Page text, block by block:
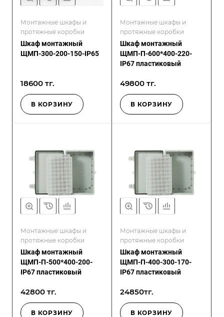
Монтажные шкафы и
протяжные коробки
Шкаф монтажный
ЩМП-300-200-150-IP65
18600 тг.
В КОРЗИНУ
Монтажные шкафы и
протяжные коробки
Шкаф монтажный
ЩМП-П-600*400-220-
IP67 пластиковый
49800 тг.
В КОРЗИНУ
Монтажные шкафы и
протяжные коробки
Шкаф монтажный
ЩМП-П-500*400-200-
IP67 пластиковый
42800 тг.
В КОРЗИНУ
Монтажные шкафы и
протяжные коробки
Шкаф монтажный
ЩМП-П-400-300-170-
IP67 пластиковый
24850тг.
В КОРЗИНУ